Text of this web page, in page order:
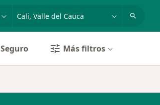
Seguro Más filtros